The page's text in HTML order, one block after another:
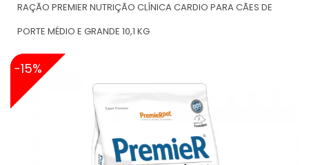
RAÇÃO PREMIER NUTRIÇÃO CLÍNICA CARDIO PARA CÃES DE
PORTE MÉDIO E GRANDE 10,1 KG
-15%